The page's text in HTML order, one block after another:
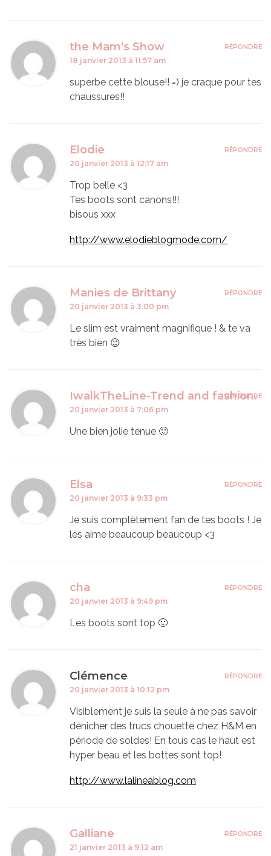
the Mam's Show
18 janvier 2013 à 11:57 am
superbe cette blouse!! =) je craque pour tes
chaussures!!
RÉPONDRE
Elodie
20 janvier 2013 à 12:17 am
Trop belle <3
Tes boots sont canons!!!
bisous xxx
http://www.elodieblogmode.com/
RÉPONDRE
Manies de Brittany
20 janvier 2013 à 3:00 pm
Le slim est vraiment magnifique ! & te va
très bien 😉
RÉPONDRE
IwalkTheLine-Trend and fashion.
20 janvier 2013 à 7:06 pm
Une bien jolie tenue 🙂
RÉPONDRE
Elsa
20 janvier 2013 à 9:33 pm
Je suis complètement fan de tes boots ! Je
les aime beaucoup beaucoup <3
RÉPONDRE
cha
20 janvier 2013 à 9:49 pm
Les boots sont top 🙂
RÉPONDRE
Clémence
20 janvier 2013 à 10:12 pm
Visiblement je suis la seule à ne pas savoir
dénicher des trucs chouette chez H&M en
période de soldes! En tous cas le haut est
hyper beau et les bottes sont top!
http://www.lalineablog.com
RÉPONDRE
Galliane
21 janvier 2013 à 9:12 am
RÉPONDRE